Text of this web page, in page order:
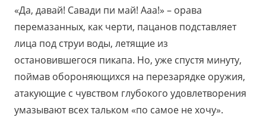
«Да, давай! Савади пи май! Ааа!» – орава
перемазанных, как черти, пацанов подставляет
лица под струи воды, летящие из
остановившегося пикапа. Но, уже спустя минуту,
поймав обороняющихся на перезарядке оружия,
атакующие с чувством глубокого удовлетворения
умазывают всех тальком «по самое не хочу».